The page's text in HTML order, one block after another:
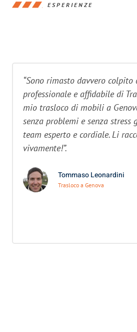
ESPERIENZE
“Sono rimasto davvero
professionale e affidabile di
mio trasloco di mobili a
senza problemi e senza stress
team esperto e cordiale. Li
vivamente!”.
Tommaso Leonardini
Trasloco a Genova